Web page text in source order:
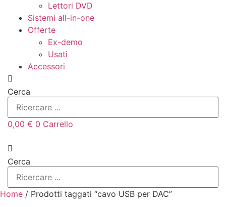
Lettori DVD
Sistemi all-in-one
Offerte
Ex-demo
Usati
Accessori
Cerca
0,00 € 0 Carrello
Cerca
Home / Prodotti taggati “cavo USB per DAC”